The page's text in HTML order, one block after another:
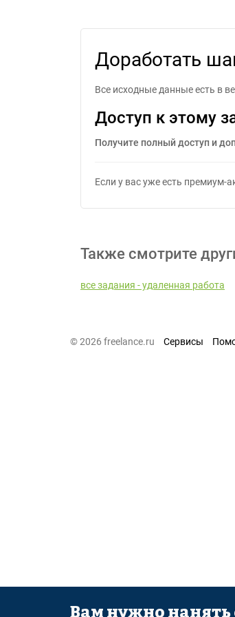
Доработать
Все исходные данные есть в
Доступ к этому
Получите полный доступ и
Если у вас уже есть премиум-
Также смотрите
все задания - удаленная работа
© 2026 freelance.ru Сервисы
Вам нужно